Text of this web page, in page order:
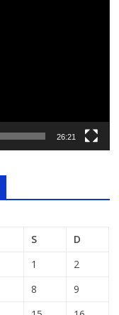
26:21
S
D
1
2
8
9